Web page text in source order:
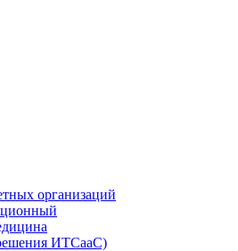
организаций
ИТСааС)